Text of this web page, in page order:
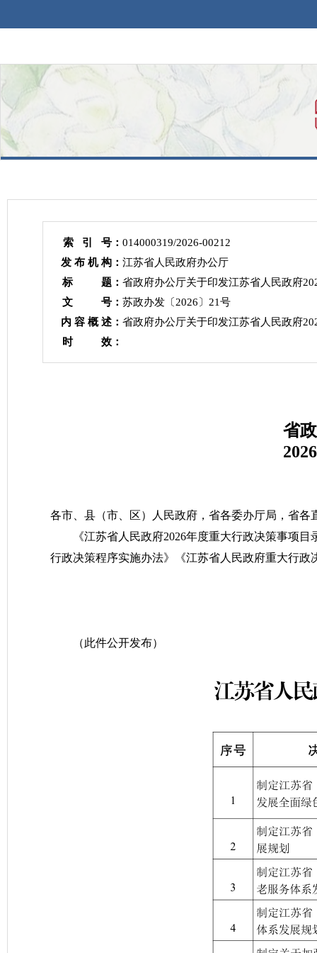
索 引 号： 014000319/2026-00212
发 布 机 构： 江苏省人民政府办公厅
标 题： 省政府办公厅关于印发江苏省人民政府
文 号： 苏政办发〔2026〕21号
内 容 概 述： 省政府办公厅关于印发江苏省人民政府
时 效：
省
各市、县（市、区）人民政府，省各委办厅局，省各
《江苏省人民政府2026年度重大行政决策事项
行政决策程序实施办法》《江苏省人民政府重大行
（此件公开发布）